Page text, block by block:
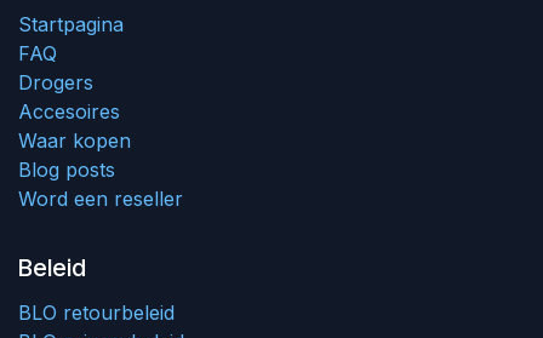
Startpagina
FAQ
Drogers
Accesoires
Waar kopen
Blog posts
Word een reseller
Beleid
BLO retourbeleid